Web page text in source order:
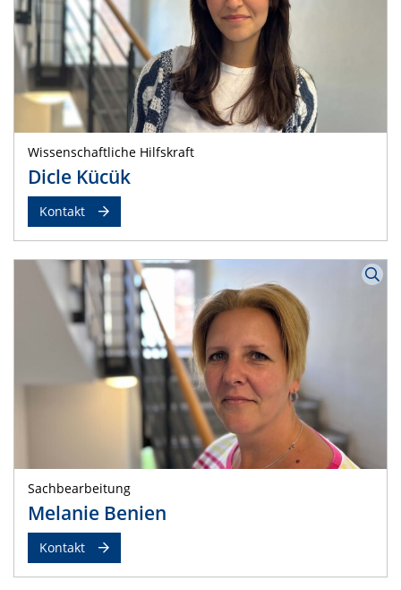
Wissenschaftliche Hilfskraft
Dicle Kücük
Kontakt
Sachbearbeitung
Melanie Benien
Kontakt